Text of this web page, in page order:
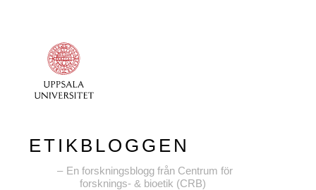
ETIKBLOGGEN
En forskningsblogg från Centrum för
forsknings- & bioetik (CRB)